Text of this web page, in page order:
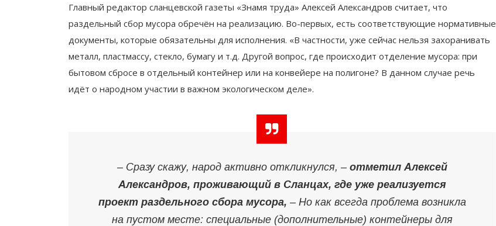
Главный редактор сланцевской газеты «Знамя труда» Алексей Александров считает, что
раздельный сбор мусора обречён на реализацию. Во-первых, есть соответствующие нормативные
документы, которые обязательны для исполнения. «В частности, уже сейчас нельзя захоранивать
металл, пластмассу, стекло, бумагу и т.д. Другой вопрос, где происходит отделение мусора: при
бытовом сбросе в отдельный контейнер или на конвейере на полигоне? В данном случае речь
идёт о народном участии в важном экологическом деле».
– Сразу скажу, народ активно откликнулся, – отметил Алексей
Александров, проживающий в Сланцах, где уже реализуется
проект раздельного сбора мусора, – Но как всегда проблема возникла
на пустом месте: специальные (дополнительные) контейнеры для